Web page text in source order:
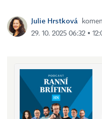
Julie Hrstková
29. 10. 2025 06:32 ▪